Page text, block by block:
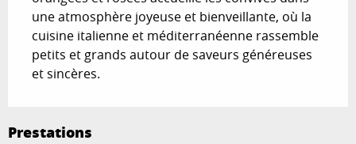
une atmosphère joyeuse et bienveillante, où la
cuisine italienne et méditerranéenne rassemble
petits et grands autour de saveurs généreuses
et sincères.
Prestations